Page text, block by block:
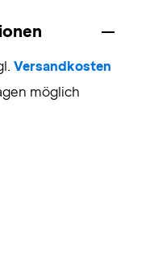
Versandkosten
möglich